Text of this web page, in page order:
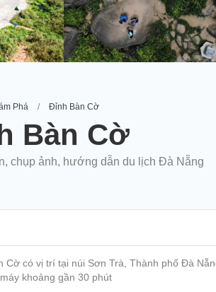
Phá Đỉnh Bàn Cờ
Bàn Cờ
chụp ảnh, hướng dẫn du lịch Đà Nẵng
Cờ có vị trí tại núi Sơn Trà, Thành phố Đà
khoảng gần 30 phút